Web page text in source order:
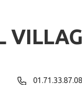
01.71.33.87.08